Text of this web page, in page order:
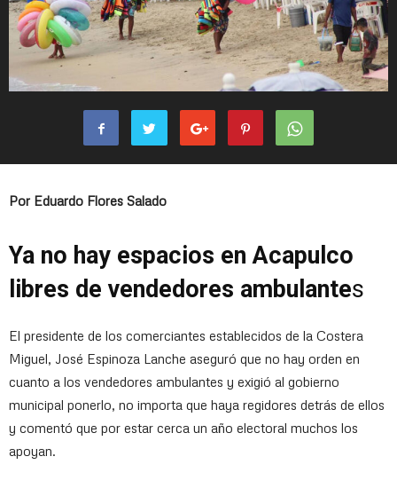
Por Eduardo Flores Salado
Ya no hay espacios en Acapulco
libres de vendedores ambulantes
El presidente de los comerciantes establecidos de la Costera
Miguel, José Espinoza Lanche aseguró que no hay orden en
cuanto a los vendedores ambulantes y exigió al gobierno
municipal ponerlo, no importa que haya regidores detrás de ellos
y comentó que por estar cerca un año electoral muchos los
apoyan.